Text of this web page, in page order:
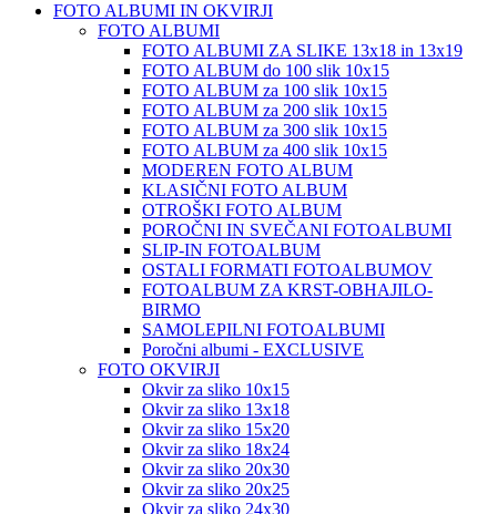
FOTO ALBUMI IN OKVIRJI
FOTO ALBUMI
FOTO ALBUMI ZA SLIKE 13x18 in 13x19
FOTO ALBUM do 100 slik 10x15
FOTO ALBUM za 100 slik 10x15
FOTO ALBUM za 200 slik 10x15
FOTO ALBUM za 300 slik 10x15
FOTO ALBUM za 400 slik 10x15
MODEREN FOTO ALBUM
KLASIČNI FOTO ALBUM
OTROŠKI FOTO ALBUM
POROČNI IN SVEČANI FOTOALBUMI
SLIP-IN FOTOALBUM
OSTALI FORMATI FOTOALBUMOV
FOTOALBUM ZA KRST-OBHAJILO-
BIRMO
SAMOLEPILNI FOTOALBUMI
Poročni albumi - EXCLUSIVE
FOTO OKVIRJI
Okvir za sliko 10x15
Okvir za sliko 13x18
Okvir za sliko 15x20
Okvir za sliko 18x24
Okvir za sliko 20x30
Okvir za sliko 20x25
Okvir za sliko 24x30